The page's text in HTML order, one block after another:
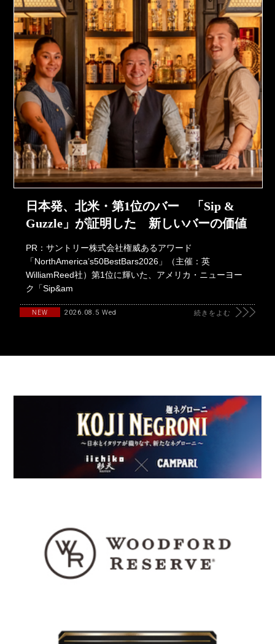
日本発、北米・第1位のバー 「Sip &
Guzzle」が証明した 新しいバーの価値
PR：サントリー株式会社権威あるアワード
「NorthAmerica’s50BestBars2026」（主催：英
WilliamReed社）第1位に輝いた、アメリカ・ニューヨー
ク「Sip&am
NEW 2026.08.5 Wed 続きをよむ